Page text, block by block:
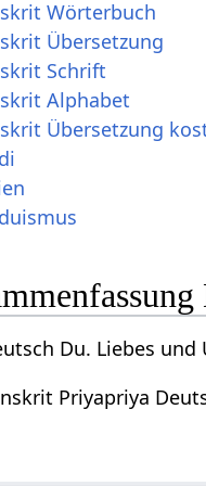
Wörterbuch
Übersetzung
Schrift
Alphabet
Übersetzung
Du. Liebes
Priyapriya